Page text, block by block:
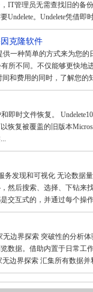
IT管理员无需查找旧的备
Undelete。Undelete凭借
因克隆软件
供一种简单的方式来为您
有所不同。不仅能够更快
和费用的同时，了解您的
即时文件恢复。
复被覆盖的旧版本
务发现和可视化 无论数据
然后搜索、选择、下钻来
交互式的，并通过每个操
边界探索 突破性的分析
数据。借助内置于日常工
边界探索 汇集所有数据